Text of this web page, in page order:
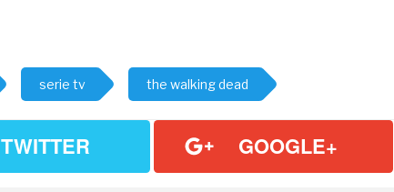
serie tv the walking dead
TWITTER GOOGLE+